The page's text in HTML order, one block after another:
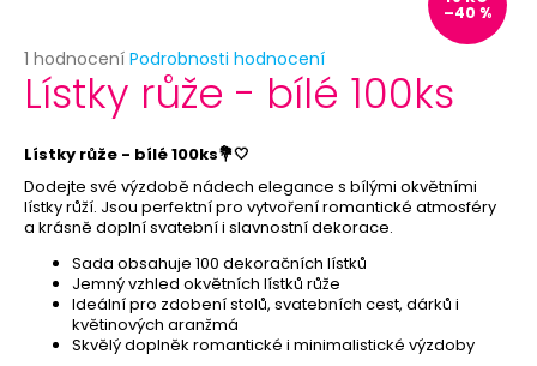
Průměrné
hodnocení
produktu
5,0
5
hvězdiček.
1 hodnocení Podrobnosti hodnocení
Lístky růže - bílé 100ks
Lístky růže - bílé 100ks💐🤍
Dodejte své výzdobě nádech elegance s bílými okvětními
lístky růží. Jsou perfektní pro vytvoření romantické atmosféry
a krásně doplní svatební i slavnostní dekorace.
Sada obsahuje 100 dekoračních lístků
Jemný vzhled okvětních lístků růže
Ideální pro zdobení stolů, svatebních cest, dárků i
květinových aranžmá
Skvělý doplněk romantické i minimalistické výzdoby
–40 %
j
e
m
TYČKA
NA
TYČKY
BALÓNKŮM